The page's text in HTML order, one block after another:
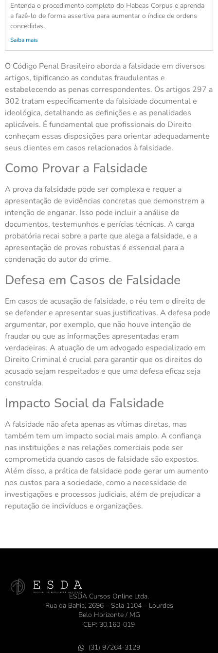
Entenda o procedimento completo do Habeas Corpus e aprenda
a fazê-lo de forma assertiva para aumentar o índice de ordens
concedidas.
Saiba mais
O Código Penal Brasileiro aborda a falsidade em diversos
artigos, tipificando as condutas fraudulentas e
estabelecendo as penas correspondentes. Os artigos 297 a
302 tratam especificamente da falsidade documental e
ideológica, detalhando as definições e as penalidades
aplicáveis. É fundamental que profissionais do Direito
conheçam essas disposições para orientar adequadamente
seus clientes em casos relacionados à falsidade.
Como Provar a Falsidade
A prova da falsidade pode ser complexa e requer a
apresentação de evidências concretas que demonstrem a
intenção de enganar. Isso pode incluir a análise de
documentos, testemunhos e perícias técnicas. A carga
probatória recai sobre a parte que alega a falsidade, e a
apresentação de provas robustas é essencial para a
condenação do autor do crime.
Defesa em Casos de Falsidade
Em casos de acusação de falsidade, o réu tem o direito de
se defender e apresentar suas justificativas. A defesa pode
argumentar, por exemplo, que não houve intenção de
fraudar ou que as informações apresentadas eram
verdadeiras. A atuação de um advogado especializado em
Direito Criminal é crucial para garantir que os direitos do
acusado sejam respeitados e que uma defesa eficaz seja
construída.
Impacto Social da Falsidade
A falsidade não afeta apenas as vítimas diretas, mas
também tem um impacto social mais amplo. A confiança
nas instituições e nas relações comerciais pode ser
comprometida quando casos de falsidade são expostos.
Além disso, a prática de falsidade pode gerar um aumento
nos custos para a sociedade, como a necessidade de
investigações e processos judiciais, além de prejudicar a
reputação de indivíduos e organizações.
ESDA Cursos Online Ltda.
Rua da Bahia, 2696 – Sala 1104 – Lourdes
Belo Horizonte / MG
CEP: 30.160-019
(31) 97264-3129